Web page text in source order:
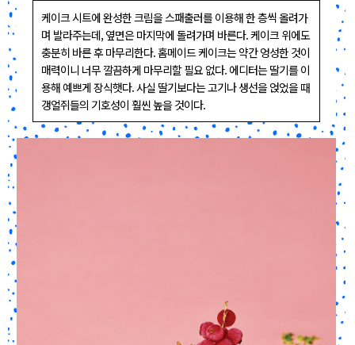
케이크 시트에 완성한 크림을 스패출러를 이용해 한 층씩 올려가
며 발라주는데, 옆면은 마지막에 돌려가며 바른다. 케이크 위에도
충분히 바른 후 마무리한다. 홈메이드 케이크는 약간 엉성한 것이
매력이니 너무 깔끔하게 마무리할 필요 없다. 에디터는 딸기를 이
용해 예쁘게 장식햇다. 사실 딸기보다는 고기나 생선을 얹었을 때
갱얼쥐들의 기호성이 훨씬 높을 것이다.